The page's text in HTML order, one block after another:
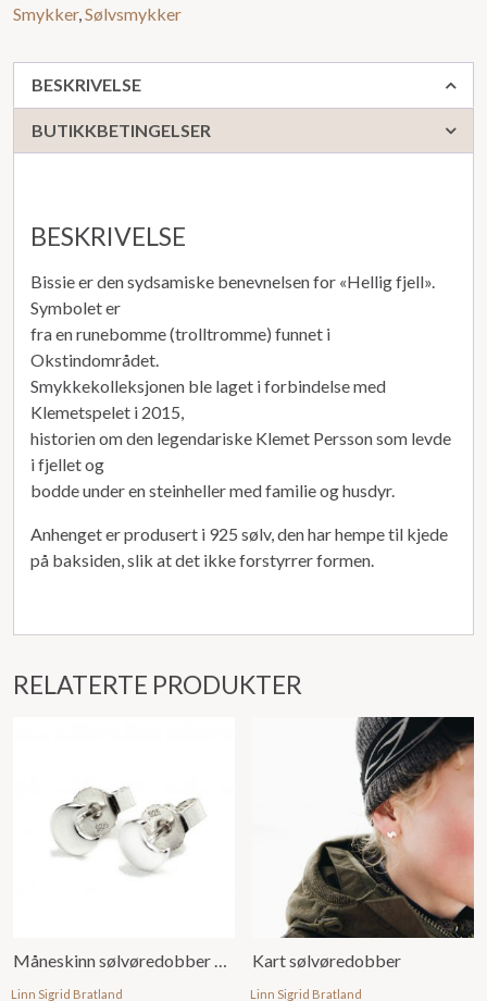
Smykker,Sølvsmykker
BESKRIVELSE
BUTIKKBETINGELSER
BESKRIVELSE
Bissie er den sydsamiske benevnelsen for «Hellig fjell».
Symbolet er
fra en runebomme (trolltromme) funnet i
Okstindområdet.
Smykkekolleksjonen ble laget i forbindelse med
Klemetspelet i 2015,
historien om den legendariske Klemet Persson som levde
i fjellet og
bodde under en steinheller med familie og husdyr.
Anhenget er produsert i 925 sølv, den har hempe til kjede
på baksiden, slik at det ikke forstyrrer formen.
RELATERTE PRODUKTER
Måneskinn sølvøredobber mini
Linn Sigrid Bratland
Kart sølvøredobber
Linn Sigrid Bratland